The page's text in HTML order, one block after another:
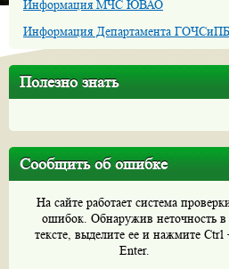
Информация МЧС ЮВАО
Информация Департамента ГОЧСиПБ
Полезно знать
Сообщить об ошибке
На сайте работает система
ошибок. Обнаружив неточность в
тексте, выделите ее и нажмите Ctrl
Enter.